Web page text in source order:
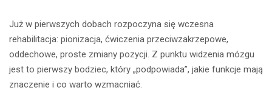
Już w pierwszych dobach rozpoczyna się wczesna
rehabilitacja: pionizacja, ćwiczenia przeciwzakrzepowe,
oddechowe, proste zmiany pozycji. Z punktu widzenia mózgu
jest to pierwszy bodziec, który „podpowiada”, jakie funkcje mają
znaczenie i co warto wzmacniać.